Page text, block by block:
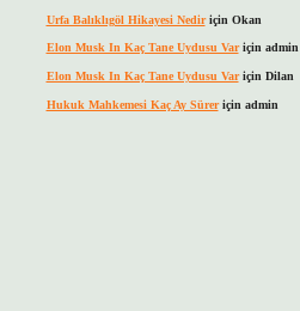
Urfa Balıklıgöl Hikayesi Nediriçin Okan
Elon Musk In Kaç Tane Uydusu Variçin admin
Elon Musk In Kaç Tane Uydusu Variçin Dilan
Hukuk Mahkemesi Kaç Ay Süreriçin admin